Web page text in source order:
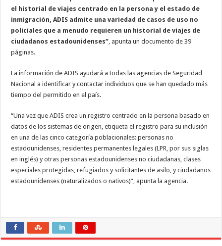
el historial de viajes centrado en la persona y el estado de
inmigración, ADIS admite una variedad de casos de uso no
policiales que a menudo requieren un historial de viajes de
ciudadanos estadounidenses” , apunta un documento de 39
páginas.
La información de ADIS ayudará a todas las agencias de Seguridad
Nacional a identificar y contactar individuos que se han quedado más
tiempo del permitido en el país.
“Una vez que ADIS crea un registro centrado en la persona basado en
datos de los sistemas de origen, etiqueta el registro para su inclusión
en una de las cinco categoría poblacionales: personas no
estadounidenses, residentes permanentes legales (LPR, por sus siglas
en inglés) y otras personas estadounidenses no ciudadanas, clases
especiales protegidas, refugiados y solicitantes de asilo, y ciudadanos
estadounidenses (naturalizados o nativos)”, apunta la agencia.